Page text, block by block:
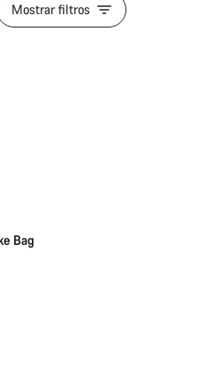
Mostrar filtros
Bag